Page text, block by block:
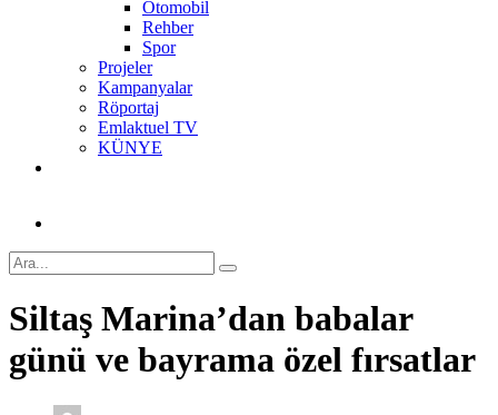
Otomobil
Rehber
Spor
Projeler
Kampanyalar
Röportaj
Emlaktuel TV
KÜNYE
Siltaş Marina’dan babalar
günü ve bayrama özel fırsatlar